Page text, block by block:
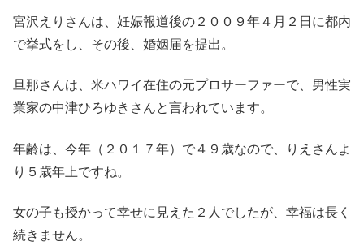
宮沢えりさんは、妊娠報道後の２００９年４月２日に都内
で挙式をし、その後、婚姻届を提出。
旦那さんは、米ハワイ在住の元プロサーファーで、男性実
業家の中津ひろゆきさんと言われています。
年齢は、今年（２０１７年）で４９歳なので、りえさんよ
り５歳年上ですね。
女の子も授かって幸せに見えた２人でしたが、幸福は長く
続きません。